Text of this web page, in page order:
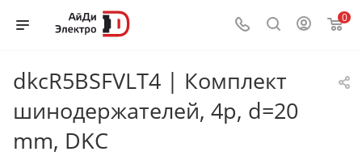
0
dkcR5BSFVLT4 | Комплект
шинодержателей, 4p, d=20
mm, DKC